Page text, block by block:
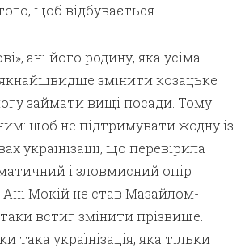
щоб відбувається.
ані його родину, яка усіма
якнайшвидше змінити козацьке
займати вищі посади. Тому
щоб не підтримувати жодну із
українізації, що перевірила
і зловмисний опір
Ані Мокій не став Мазайлом-
встиг змінити прізвище.
така українізація, яка тільки